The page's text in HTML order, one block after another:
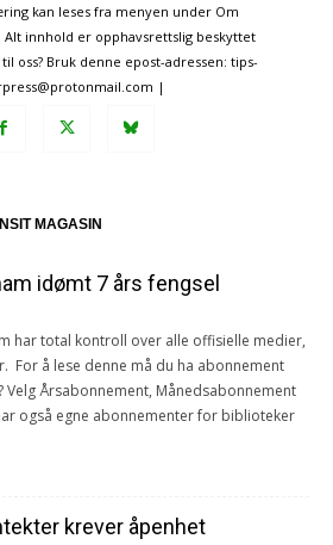
kan leses fra menyen under Om
innhold er opphavsrettslig beskyttet
oss? Bruk denne epost-adressen: tips-
|
MAGASIN
idømt 7 års fengsel
har total kontroll over alle offisielle medier,
For å lese denne må du ha abonnement
Velg Årsabonnement, Månedsabonnement
også egne abonnementer for biblioteker
krever åpenhet